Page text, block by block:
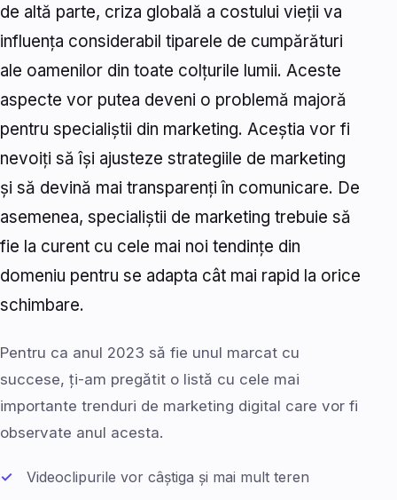
de altă parte, criza globală a costului vieții va
influența considerabil tiparele de cumpărături
ale oamenilor din toate colțurile lumii. Aceste
aspecte vor putea deveni o problemă majoră
pentru specialiștii din marketing. Aceștia vor fi
nevoiți să își ajusteze strategiile de marketing
și să devină mai transparenți în comunicare. De
asemenea, specialiștii de marketing trebuie să
fie la curent cu cele mai noi tendințe din
domeniu pentru se adapta cât mai rapid la orice
schimbare.
Pentru ca anul 2023 să fie unul marcat cu
succese, ți-am pregătit o listă cu cele mai
importante trenduri de marketing digital care vor fi
observate anul acesta.
Videoclipurile vor câștiga și mai mult teren